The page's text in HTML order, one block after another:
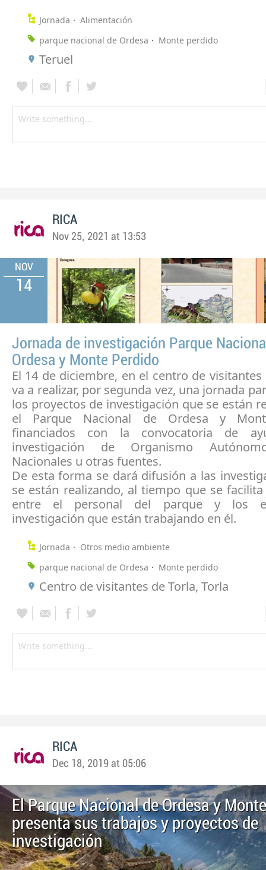
Jornada
Alimentación
parque nacional de Ordesa
Monte perdido
Teruel
RICA
Nov 25, 2021 at 13:53
NOV
14
Jornada de investigación Parque
Ordesa y Monte Perdido
El 14 de diciembre, en el centro de visitantes
va a realizar, por segunda vez, una jornada
los proyectos de investigación que se están
el Parque Nacional de Ordesa y
financiados con la convocatoria de
investigación de Organismo
Nacionales u otras fuentes.
De esta forma se dará difusión a las
se están realizando, al tiempo que se
entre el personal del parque y los
investigación que están trabajando en él.
Jornada
Otros medio ambiente
parque nacional de Ordesa
Monte perdido
Centro de visitantes de Torla, Torla
RICA
Dec 18, 2019 at 05:06
El Parque Nacional de Ordesa y
presenta sus trabajos y proyectos de
investigación